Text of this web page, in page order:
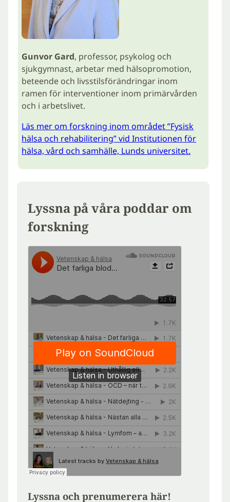
Gunvor Gard, professor, psykolog och
sjukgymnast, arbetar med hälsopromotion,
beteende och livsstilsförändringar inom
ramen för interventioner inom primärvården
och i arbetslivet.
Läs mer om forskning inom området ”Fysisk
hälsa och rehabilitering” vid Institutionen för
hälsa, vård och samhälle, Lunds universitet.
Lyssna på våra poddar om
forskning
Lyssna och prenumerera här!